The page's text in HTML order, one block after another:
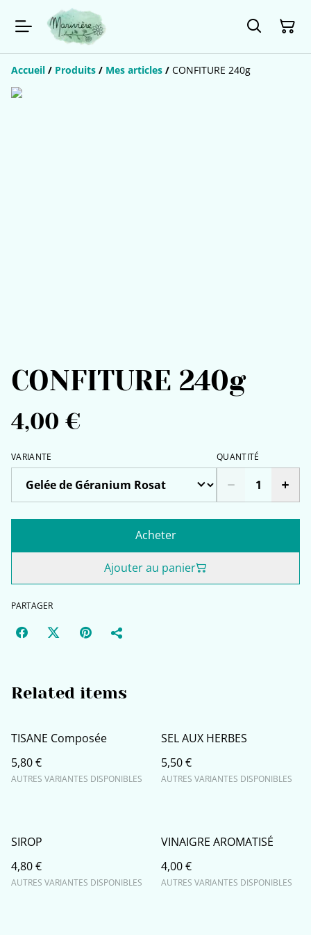
Accueil / Produits / Mes articles / CONFITURE 240g
CONFITURE 240g
4,00 €
VARIANTE QUANTITÉ
Acheter
Ajouter au panier
PARTAGER
Related items
TISANE Composée
5,80 €
AUTRES VARIANTES DISPONIBLES
SEL AUX HERBES
5,50 €
AUTRES VARIANTES DISPONIBLES
SIROP
4,80 €
AUTRES VARIANTES DISPONIBLES
VINAIGRE AROMATISÉ
4,00 €
AUTRES VARIANTES DISPONIBLES